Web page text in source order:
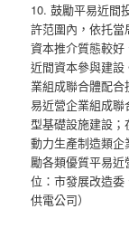
10. 鼓勵平易近間
許范圍內，依托
資本推介質態較
近間資本參與建
業組成聯合體配
易近營企業組成
型基礎設施建設
動力生產制造類
勵各類優質平易
位：市發展改造委
供電公司）